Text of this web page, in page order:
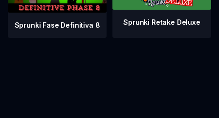
Sprunki Fase Definitiva 8 Sprunki Retake Deluxe